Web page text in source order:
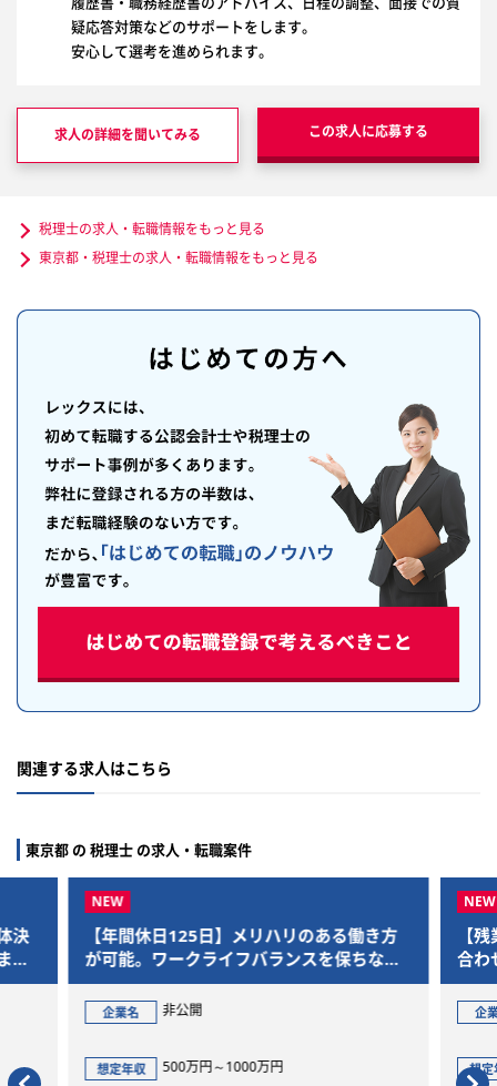
疑応答対策などのサポートをします。
安心して選考を進められます。
求人の詳細を聞いてみる この求人に応募する
税理士の求人・転職情報をもっと見る
東京都・税理士の求人・転職情報をもっと見る
関連する求人はこちら
東京都 の 税理士 の求人・転職案件
決
で
【年間休日125日】メリハリのある働き方
が可能。ワークライフバランスを保ちなが
ら、M&Aを通じた社会的意義の大きいプロ
ジェクトに参画できます
企業名 非公開
想定年収 500万円～1000万円
【
合わ
であ
企
想定